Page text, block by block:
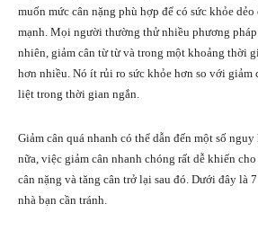
muốn mức cân nặng phù hợp để có sức khỏe
mạnh. Mọi người thường thử nhiều phương
nhiên, giảm cân từ từ và trong một khoảng thời
hơn nhiều. Nó ít rủi ro sức khỏe hơn so với giảm
liệt trong thời gian ngắn.
Giảm cân quá nhanh có thể dẫn đến một số
nữa, việc giảm cân nhanh chóng rất dễ khiến
cân nặng và tăng cân trở lại sau đó. Dưới đây là
nhà bạn cần tránh.